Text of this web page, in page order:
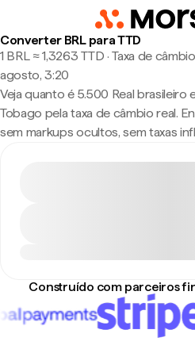
Converter BRL para TTD
1 BRL ≈ 1,3263 TTD · Taxa de
agosto, 3:20
Veja quanto é 5.500 Real brasileiro
Tobago pela taxa de câmbio real.
sem markups ocultos, sem taxas
Construído com parceiros